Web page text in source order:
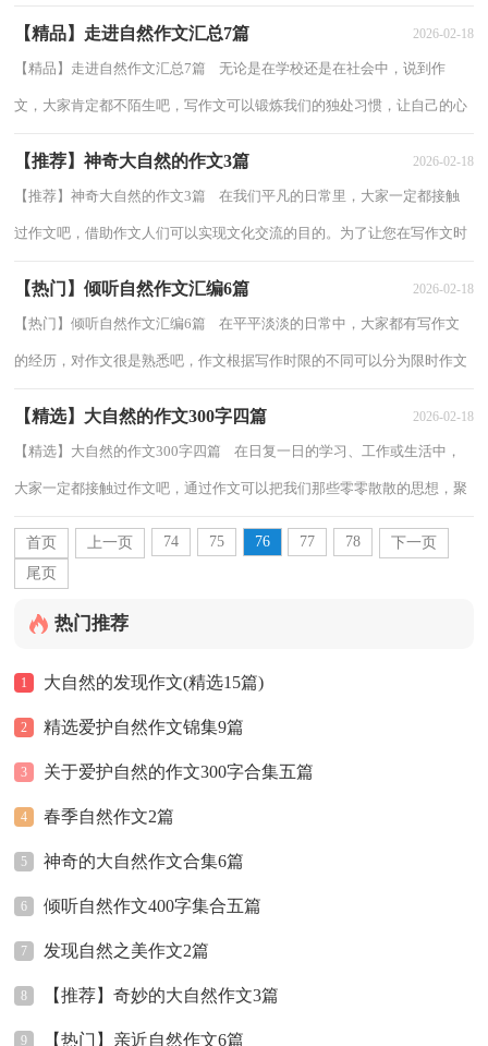
【精品】走进自然作文汇总7篇 2026-02-18
【精品】走进自然作文汇总7篇 无论是在学校还是在社会中，说到作
文，大家肯定都不陌生吧，写作文可以锻炼我们的独处习惯，让自己的心
【推荐】神奇大自然的作文3篇 2026-02-18
【推荐】神奇大自然的作文3篇 在我们平凡的日常里，大家一定都接触
过作文吧，借助作文人们可以实现文化交流的目的。为了让您在写作文时
【热门】倾听自然作文汇编6篇 2026-02-18
【热门】倾听自然作文汇编6篇 在平平淡淡的日常中，大家都有写作文
的经历，对作文很是熟悉吧，作文根据写作时限的不同可以分为限时作文
【精选】大自然的作文300字四篇 2026-02-18
【精选】大自然的作文300字四篇 在日复一日的学习、工作或生活中，
大家一定都接触过作文吧，通过作文可以把我们那些零零散散的思想，聚
集在一块。你知道作文怎样写才规范吗？以...
首页
上一页 74 75 76 77 78
下一页
尾页
热门推荐
1 大自然的发现作文(精选15篇)
2 精选爱护自然作文锦集9篇
3 关于爱护自然的作文300字合集五篇
4 春季自然作文2篇
5 神奇的大自然作文合集6篇
6 倾听自然作文400字集合五篇
7 发现自然之美作文2篇
8 【推荐】奇妙的大自然作文3篇
9 【热门】亲近自然作文6篇